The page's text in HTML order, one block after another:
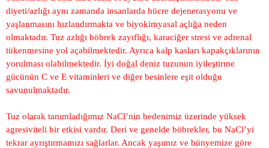
diyeti/azlığı aynı zamanda insanlarda hücre dejenerasyonu ve
yaşlanmasını hızlandırmakta ve biyokimyasal açlığa neden
olmaktadır. Tuz azlığı böbrek zayıflığı, karaciğer stresi ve adrenal
tükenmesine yol açabilmektedir. Ayrıca kalp kasları kapakçıklarının
yorulması olabilmektedir. İyi doğal deniz tuzunun iyileştirme
gücünün C ve E vitaminleri ve diğer besinlere eşit olduğu
savunulmaktadır.
Tuz olarak tanımladığımız NaCl’nin bedenimiz üzerinde yüksek
agresiviteli bir etkisi vardır. Deri ve genelde böbrekler, bu NaCl’yi
tekrar ayrıştırmamızı sağlarlar. Ancak yaşımız ve bünyemize göre